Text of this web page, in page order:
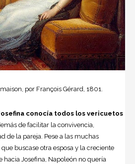
por François Gérard, 1801.
conocía todos los vericuetos
de facilitar la convivencia,
de la pareja. Pese a las muchas
buscase otra esposa y la creciente
hacia Josefina, Napoleón no quería